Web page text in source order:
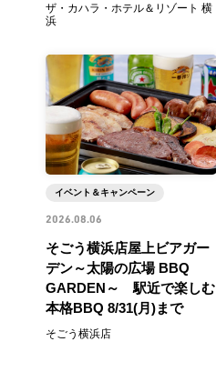
ザ・カハラ・ホテル＆リゾート 横
浜
そごう横浜店屋上ビアガー
デン～太陽の広場 BBQ
GARDEN～ 駅近で楽しむ
本格BBQ 8/31(月)まで
そごう横浜店
イベント＆キャンペーン
2026.08.06